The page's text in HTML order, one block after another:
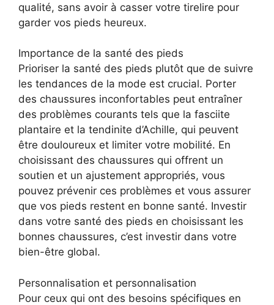
qualité, sans avoir à casser votre tirelire pour
garder vos pieds heureux.
Importance de la santé des pieds
Prioriser la santé des pieds plutôt que de suivre
les tendances de la mode est crucial. Porter
des chaussures inconfortables peut entraîner
des problèmes courants tels que la fasciite
plantaire et la tendinite d’Achille, qui peuvent
être douloureux et limiter votre mobilité. En
choisissant des chaussures qui offrent un
soutien et un ajustement appropriés, vous
pouvez prévenir ces problèmes et vous assurer
que vos pieds restent en bonne santé. Investir
dans votre santé des pieds en choisissant les
bonnes chaussures, c’est investir dans votre
bien-être global.
Personnalisation et personnalisation
Pour ceux qui ont des besoins spécifiques en